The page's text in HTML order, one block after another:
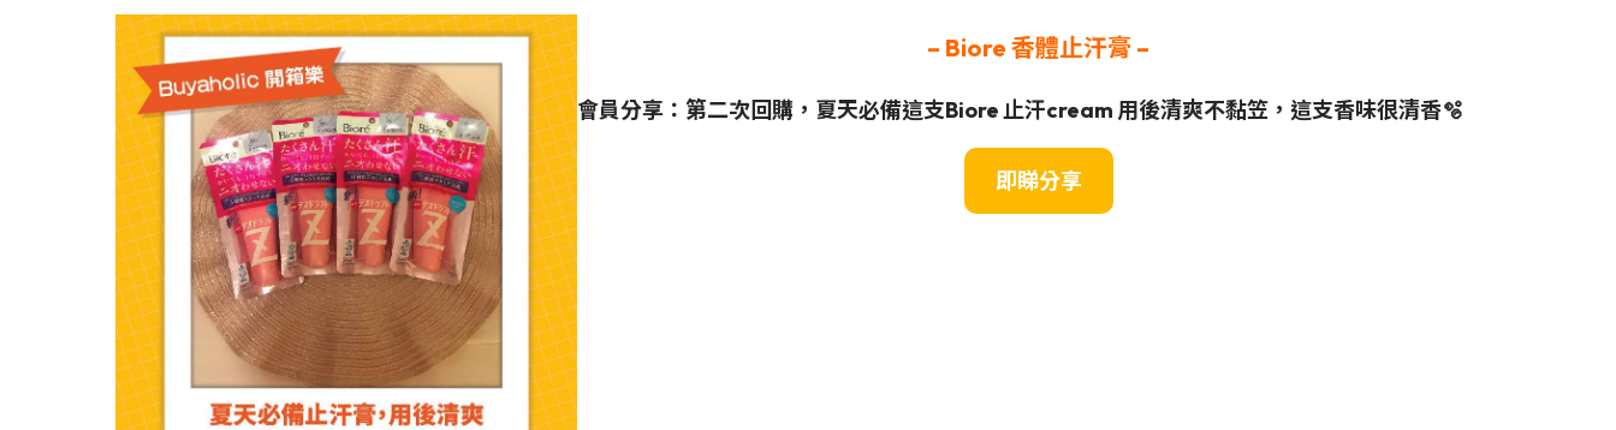
– Biore 香體止汗膏 –
會員分享：第二次回購，夏天必備這支Biore 止汗cream 用後清爽不黏笠，這支香味很清香🫧
即睇分享